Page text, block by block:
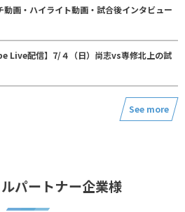
動画・ハイライト動画・試合後インタビュー
Live配信】7/４（日）尚志vs専修北上の試
See more
パートナー企業様